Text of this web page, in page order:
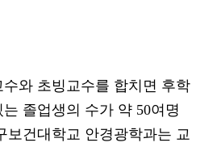
와 초빙교수를 합치면 후학
졸업생의 수가 약 50여명
보건대학교 안경광학과는 교